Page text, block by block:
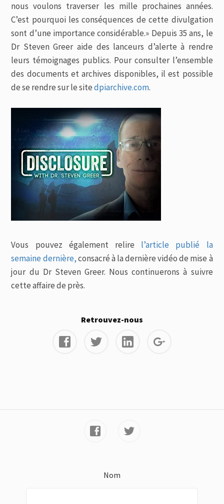
nous voulons traverser les mille prochaines années.
C’est pourquoi les conséquences de cette divulgation
sont d’une importance considérable.» Depuis 35 ans, le
Dr Steven Greer aide des lanceurs d’alerte à rendre
leurs témoignages publics. Pour consulter l’ensemble
des documents et archives disponibles, il est possible
de se rendre sur le sitedpiarchive.com.
Vous pouvez également relire l’article publié la
semaine dernière,consacré à la dernière vidéo de mise à
jour du Dr Steven Greer. Nous continuerons à suivre
cette affaire de près.
Retrouvez-nous
Nom